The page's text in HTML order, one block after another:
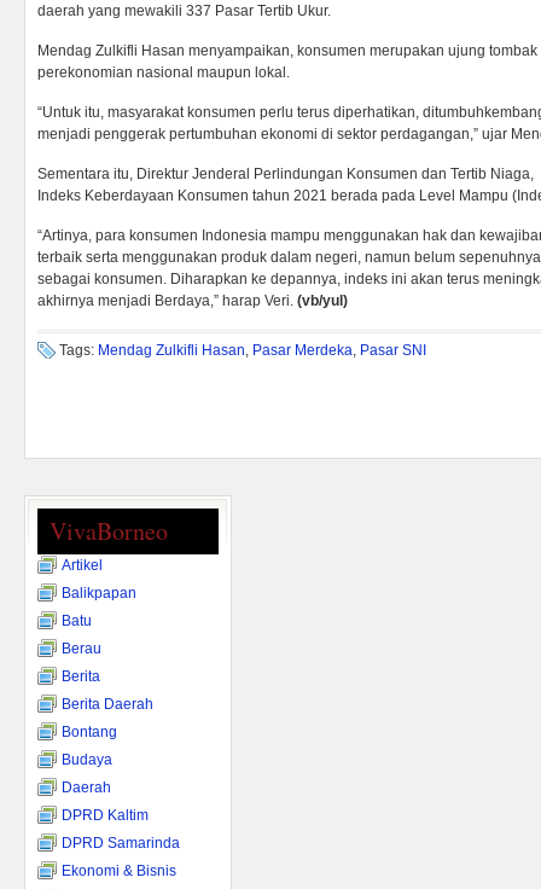
daerah yang mewakili 337 Pasar Tertib Ukur.
Mendag Zulkifli Hasan menyampaikan, konsumen merupakan ujung
perekonomian nasional maupun lokal.
“Untuk itu, masyarakat konsumen perlu terus diperhatikan,
menjadi penggerak pertumbuhan ekonomi di sektor perdagangan,” ujar
Sementara itu, Direktur Jenderal Perlindungan Konsumen dan Tertib
Indeks Keberdayaan Konsumen tahun 2021 berada pada Level Mampu
“Artinya, para konsumen Indonesia mampu menggunakan hak dan
terbaik serta menggunakan produk dalam negeri, namun belum
sebagai konsumen. Diharapkan ke depannya, indeks ini akan terus
akhirnya menjadi Berdaya,” harap Veri. (vb/yul)
Tags: Mendag Zulkifli Hasan, Pasar Merdeka, Pasar SNI
VivaBorneo
Artikel
Balikpapan
Batu
Berau
Berita
Berita Daerah
Bontang
Budaya
Daerah
DPRD Kaltim
DPRD Samarinda
Ekonomi & Bisnis